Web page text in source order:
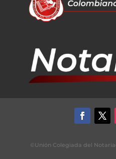
©Unión Colegiada del